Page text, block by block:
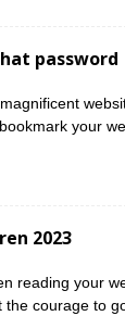
password
your
2023
reading your
the courage to